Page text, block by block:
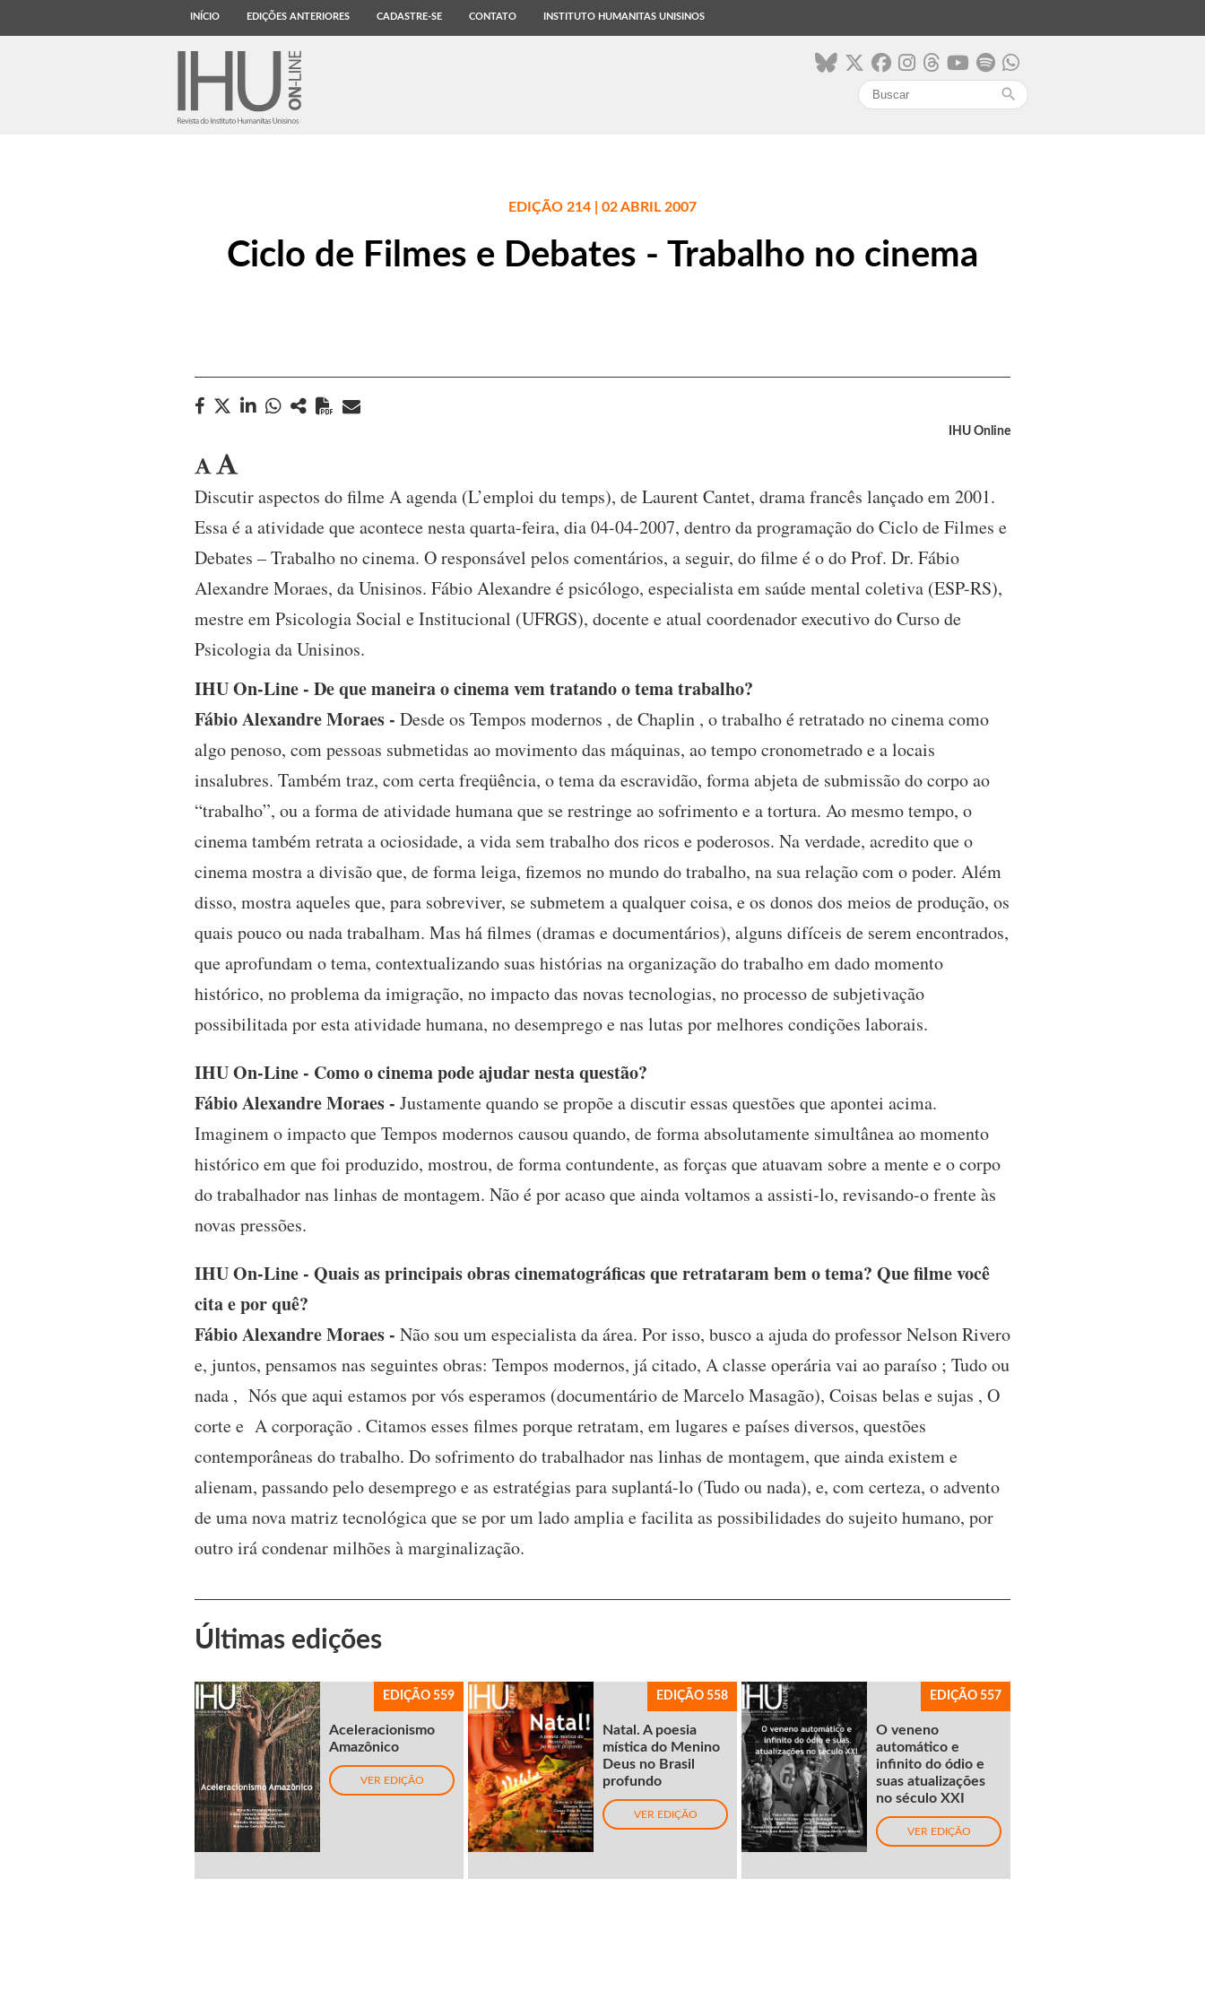
INÍCIO EDIÇÕES ANTERIORES CADASTRE-SE CONTATO INSTITUTO HUMANITAS UNISINOS
search
EDIÇÃO 214 | 02 ABRIL 2007
Ciclo de Filmes e Debates - Trabalho no cinema
IHU Online
Discutir aspectos do filme A agenda (L’emploi du temps), de Laurent Cantet, drama francês lançado em 2001.
Essa é a atividade que acontece nesta quarta-feira, dia 04-04-2007, dentro da programação do Ciclo de Filmes e
Debates – Trabalho no cinema. O responsável pelos comentários, a seguir, do filme é o do Prof. Dr. Fábio
Alexandre Moraes, da Unisinos. Fábio Alexandre é psicólogo, especialista em saúde mental coletiva (ESP-RS),
mestre em Psicologia Social e Institucional (UFRGS), docente e atual coordenador executivo do Curso de
Psicologia da Unisinos.
IHU On-Line - De que maneira o cinema vem tratando o tema trabalho?
Fábio Alexandre Moraes - Desde os Tempos modernos , de Chaplin , o trabalho é retratado no cinema como
algo penoso, com pessoas submetidas ao movimento das máquinas, ao tempo cronometrado e a locais
insalubres. Também traz, com certa freqüência, o tema da escravidão, forma abjeta de submissão do corpo ao
“trabalho”, ou a forma de atividade humana que se restringe ao sofrimento e a tortura. Ao mesmo tempo, o
cinema também retrata a ociosidade, a vida sem trabalho dos ricos e poderosos. Na verdade, acredito que o
cinema mostra a divisão que, de forma leiga, fizemos no mundo do trabalho, na sua relação com o poder. Além
disso, mostra aqueles que, para sobreviver, se submetem a qualquer coisa, e os donos dos meios de produção, os
quais pouco ou nada trabalham. Mas há filmes (dramas e documentários), alguns difíceis de serem encontrados,
que aprofundam o tema, contextualizando suas histórias na organização do trabalho em dado momento
histórico, no problema da imigração, no impacto das novas tecnologias, no processo de subjetivação
possibilitada por esta atividade humana, no desemprego e nas lutas por melhores condições laborais.
IHU On-Line - Como o cinema pode ajudar nesta questão?
Fábio Alexandre Moraes - Justamente quando se propõe a discutir essas questões que apontei acima.
Imaginem o impacto que Tempos modernos causou quando, de forma absolutamente simultânea ao momento
histórico em que foi produzido, mostrou, de forma contundente, as forças que atuavam sobre a mente e o corpo
do trabalhador nas linhas de montagem. Não é por acaso que ainda voltamos a assisti-lo, revisando-o frente às
novas pressões.
IHU On-Line - Quais as principais obras cinematográficas que retrataram bem o tema? Que filme você
cita e por quê?
Fábio Alexandre Moraes - Não sou um especialista da área. Por isso, busco a ajuda do professor Nelson Rivero
e, juntos, pensamos nas seguintes obras: Tempos modernos, já citado, A classe operária vai ao paraíso ; Tudo ou
nada , Nós que aqui estamos por vós esperamos (documentário de Marcelo Masagão), Coisas belas e sujas , O
corte e A corporação . Citamos esses filmes porque retratam, em lugares e países diversos, questões
contemporâneas do trabalho. Do sofrimento do trabalhador nas linhas de montagem, que ainda existem e
alienam, passando pelo desemprego e as estratégias para suplantá-lo (Tudo ou nada), e, com certeza, o advento
de uma nova matriz tecnológica que se por um lado amplia e facilita as possibilidades do sujeito humano, por
outro irá condenar milhões à marginalização.
Últimas edições
EDIÇÃO 559
Aceleracionismo
Amazônico
VER EDIÇÃO
EDIÇÃO 558
Natal. A poesia
mística do Menino
Deus no Brasil
profundo
VER EDIÇÃO
EDIÇÃO 557
O veneno
automático e
infinito do ódio e
suas atualizações
no século XXI
VER EDIÇÃO